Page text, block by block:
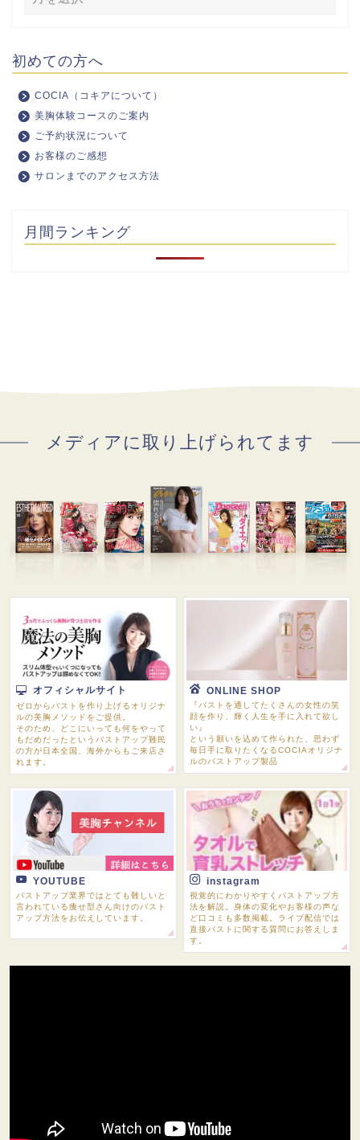
初めての方へ
COCIA（コキアについて）
美胸体験コースのご案内
ご予約状況について
お客様のご感想
サロンまでのアクセス方法
月間ランキング
メディアに取り上げられてます
オフィシャルサイト
ゼロからバストを作り上げるオリジナ
ルの美胸メソッドをご提供。
そのため、どこにいっても何をやって
もだめだったというバストアップ難民
の方が日本全国、海外からもご来店さ
れます。
ONLINE SHOP
『バストを通してたくさんの女性の笑
顔を作り、輝く人生を手に入れて欲し
い』
という願いを込めて作られた、思わず
毎日手に取りたくなるCOCIAオリジナ
ルのバストアップ製品
YOUTUBE
バストアップ業界ではとても難しいと
言われている痩せ型さん向けのバスト
アップ方法をお伝えしています。
instagram
視覚的にわかりやすくバストアップ方
法を解説。身体の変化やお客様の声な
ど口コミも多数掲載。ライブ配信では
直接バストに関する質問にお答えしま
す。